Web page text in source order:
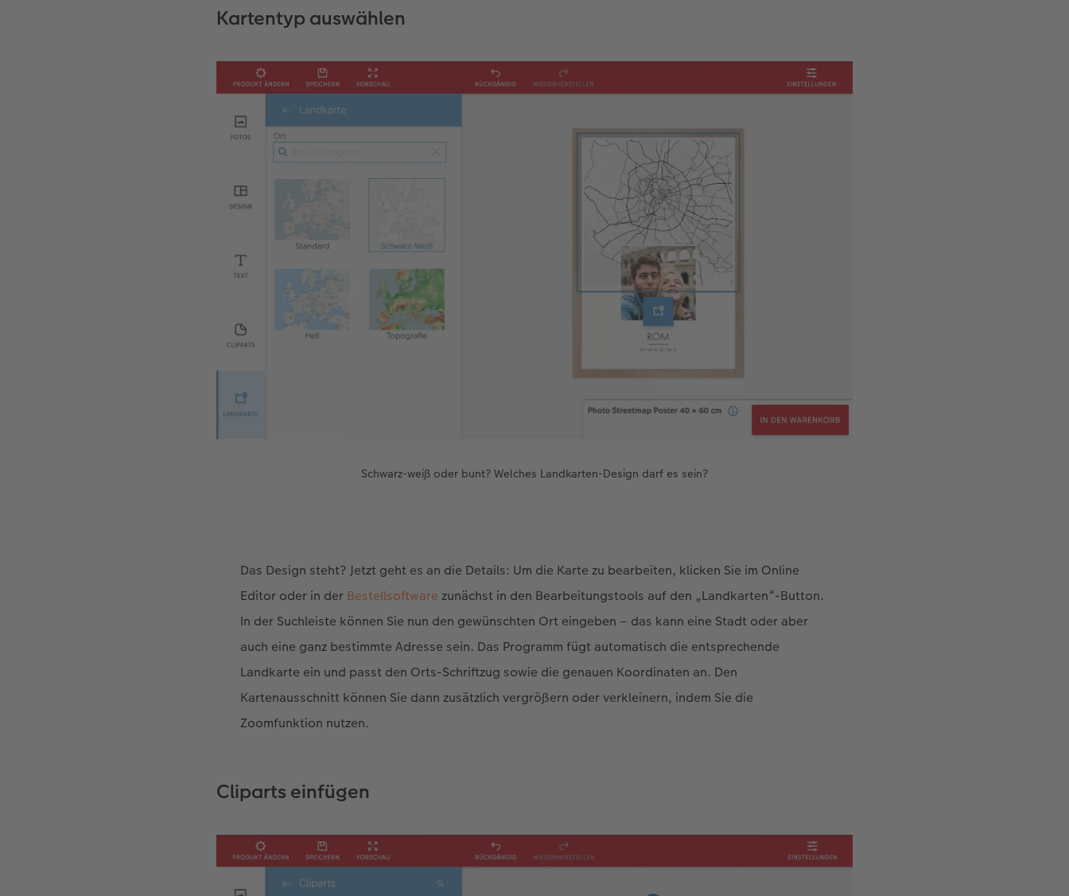
Kartentyp auswählen
Schwarz-weiß oder bunt? Welches Landkarten-Design darf es sein?
Das Design steht? Jetzt geht es an die Details: Um die Karte zu bearbeiten, klicken Sie im Online
Editor oder in der Bestellsoftware zunächst in den Bearbeitungstools auf den „Landkarten“-Button.
In der Suchleiste können Sie nun den gewünschten Ort eingeben – das kann eine Stadt oder aber
auch eine ganz bestimmte Adresse sein. Das Programm fügt automatisch die entsprechende
Landkarte ein und passt den Orts-Schriftzug sowie die genauen Koordinaten an. Den
Kartenausschnitt können Sie dann zusätzlich vergrößern oder verkleinern, indem Sie die
Zoomfunktion nutzen.
Cliparts einfügen